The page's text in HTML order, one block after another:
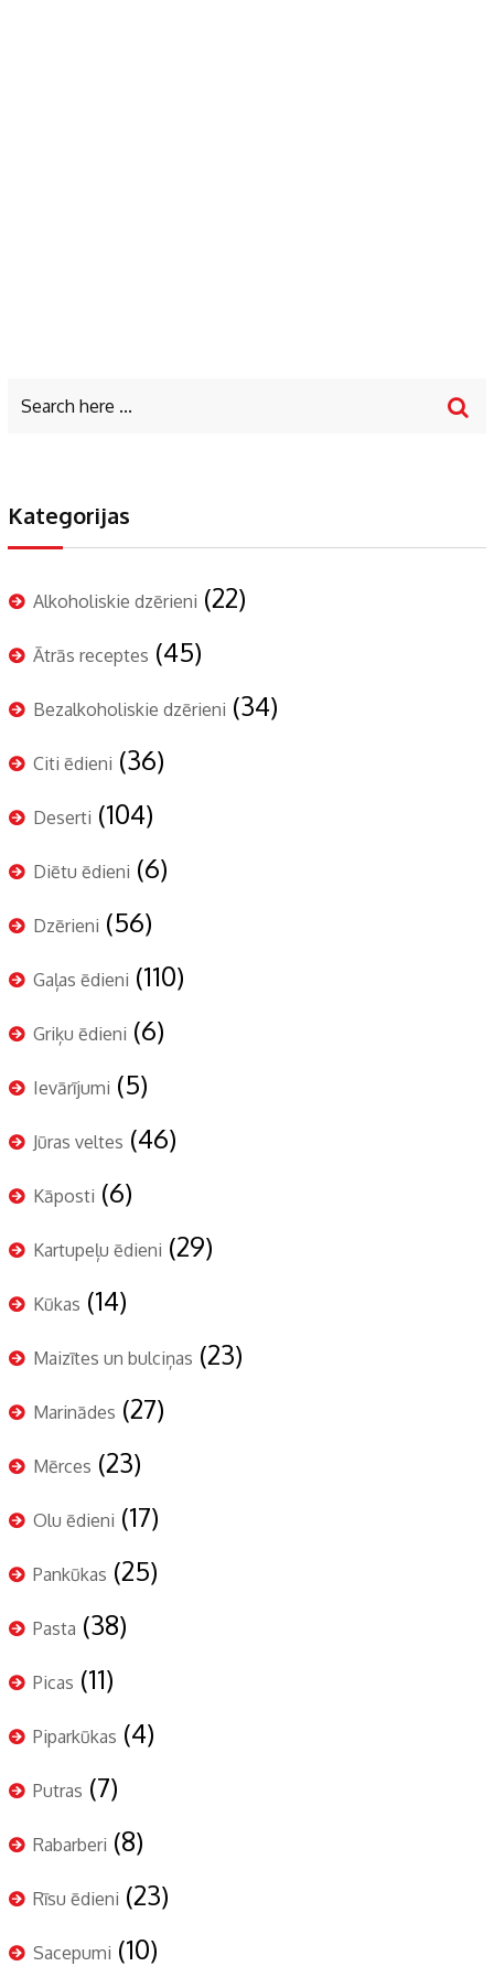
Kategorijas
Alkoholiskie dzērieni (22)
Ātrās receptes (45)
Bezalkoholiskie dzērieni (34)
Citi ēdieni (36)
Deserti (104)
Diētu ēdieni (6)
Dzērieni (56)
Gaļas ēdieni (110)
Griķu ēdieni (6)
Ievārījumi (5)
Jūras veltes (46)
Kāposti (6)
Kartupeļu ēdieni (29)
Kūkas (14)
Maizītes un bulciņas (23)
Marinādes (27)
Mērces (23)
Olu ēdieni (17)
Pankūkas (25)
Pasta (38)
Picas (11)
Piparkūkas (4)
Putras (7)
Rabarberi (8)
Rīsu ēdieni (23)
Sacepumi (10)